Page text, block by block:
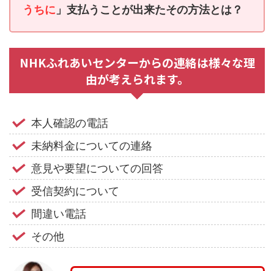
うちに 」支払うことが出来たその方法とは？
NHKふれあいセンターからの連絡は様々な理
由が考えられます。
本人確認の電話
未納料金についての連絡
意見や要望についての回答
受信契約について
間違い電話
その他